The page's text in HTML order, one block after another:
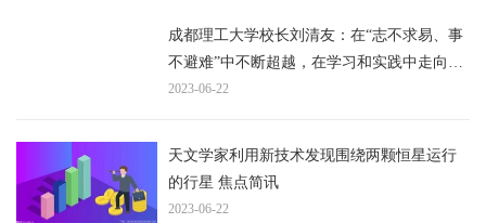
成都理工大学校长刘清友：在“志不求易、事
不避难”中不断超越，在学习和实践中走向更
2023-06-22
天文学家利用新技术发现围绕两颗恒星运行
的行星 焦点简讯
2023-06-22